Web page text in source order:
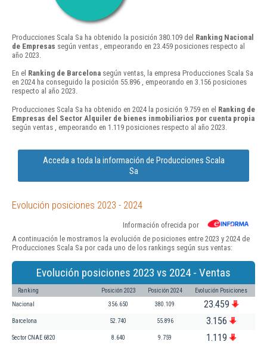
Producciones Scala Sa ha obtenido la posición 380.109 del Ranking Nacional
de Empresas según ventas , empeorando en 23.459 posiciones respecto al
año 2023.
En el Ranking de Barcelona según ventas, la empresa Producciones Scala Sa
en 2024 ha conseguido la posición 55.896 , empeorando en 3.156 posiciones
respecto al año 2023.
Producciones Scala Sa ha obtenido en 2024 la posición 9.759 en el Ranking de
Empresas del Sector Alquiler de bienes inmobiliarios por cuenta propia
según ventas , empeorando en 1.119 posiciones respecto al año 2023.
Acceda a toda la información de Producciones Scala
Sa
Evolución posiciones 2023 - 2024
Información ofrecida por
A continuación le mostramos la evolución de posiciones entre 2023 y 2024 de
Producciones Scala Sa por cada uno de los rankings según sus ventas:
Evolución posiciones 2023 vs 2024 - Ventas
Ranking Posición 2023 Posición 2024 Evolución Posiciones
Nacional 356.650 380.109 23.459
Barcelona 52.740 55.896 3.156
Sector CNAE 6820 8.640 9.759 1.119